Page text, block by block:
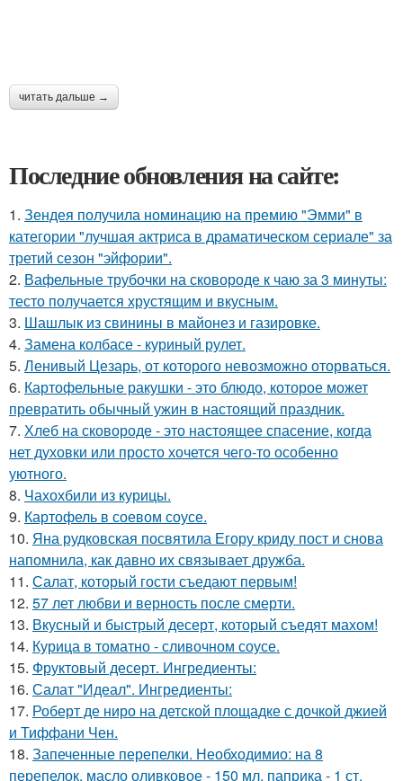
читать дальше →
Последние обновления на сайте:
1. Зендея получила номинацию на премию "Эмми" в
категории "лучшая актриса в драматическом сериале" за
третий сезон "эйфории".
2. Вафельные трубочки на сковороде к чаю за 3 минуты:
тесто получается хрустящим и вкусным.
3. Шашлык из свинины в майонез и газировке.
4. Замена колбасе - куриный рулет.
5. Ленивый Цезарь, от которого невозможно оторваться.
6. Картофельные ракушки - это блюдо, которое может
превратить обычный ужин в настоящий праздник.
7. Хлеб на сковороде - это настоящее спасение, когда
нет духовки или просто хочется чего-то особенно
уютного.
8. Чахохбили из курицы.
9. Картофель в соевом соусе.
10. Яна рудковская посвятила Егору криду пост и снова
напомнила, как давно их связывает дружба.
11. Салат, который гости съедают первым!
12. 57 лет любви и верность после смерти.
13. Вкусный и быстрый десерт, который съедят махом!
14. Курица в томатно - сливочном соусе.
15. Фруктовый десерт. Ингредиенты:
16. Салат "Идеал". Ингредиенты:
17. Роберт де ниро на детской площадке с дочкой джией
и Тиффани Чен.
18. Запеченные перепелки. Необходимио: на 8
перепелок, масло оливковое - 150 мл, паприка - 1 ст.